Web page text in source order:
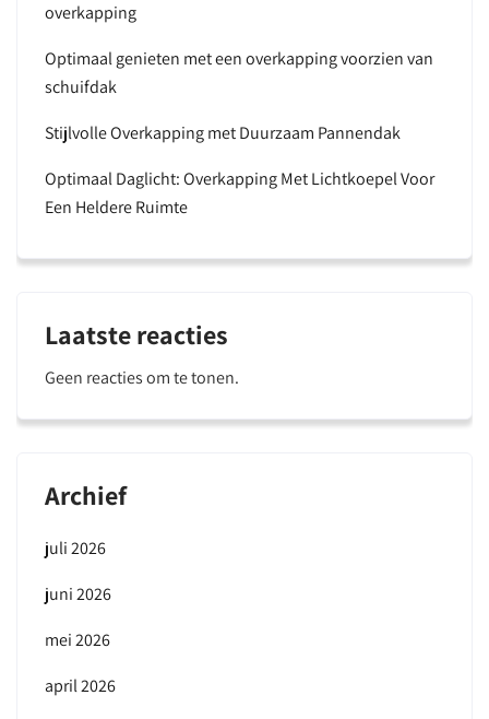
overkapping
Optimaal genieten met een overkapping voorzien van
schuifdak
Stijlvolle Overkapping met Duurzaam Pannendak
Optimaal Daglicht: Overkapping Met Lichtkoepel Voor
Een Heldere Ruimte
Laatste reacties
Geen reacties om te tonen.
Archief
juli 2026
juni 2026
mei 2026
april 2026